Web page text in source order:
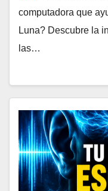
computadora que
Luna? Descubre la
las…